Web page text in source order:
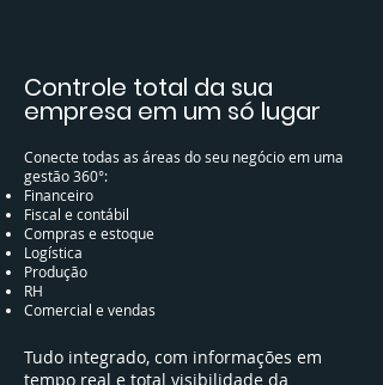
​​Controle total da sua
empresa em um só lugar
Conecte todas as áreas do seu negócio em uma
gestão 360°:
Financeiro
Fiscal e contábil
Compras e estoque
Logística
Produção
RH
Comercial e vendas
Tudo integrado, com informações em
tempo real e total visibilidade da